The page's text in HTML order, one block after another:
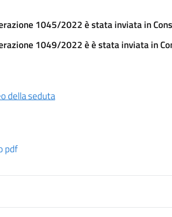
1045/2022 è stata inviata in
1049/2022 è è stata inviata in
della seduta
pdf